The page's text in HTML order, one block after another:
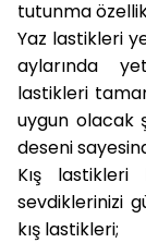
tutunma
Yaz lastikleri
aylarında
lastikleri
uygun olacak
deseni
Kış
sevdiklerinizi
kış lastikleri;